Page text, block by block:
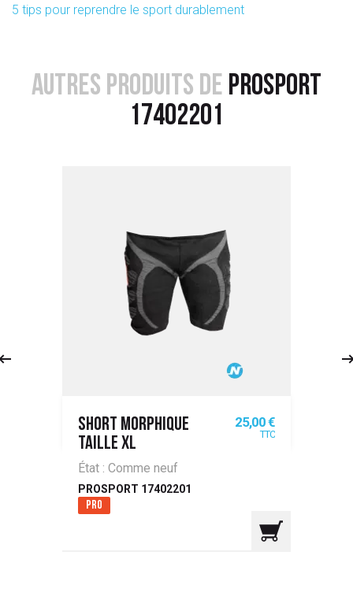
5 tips pour reprendre le sport durablement
AUTRES PRODUITS DE PROSPORT
17402201
SHORT MORPHIQUE
TAILLE XL
Prix
25,00 €
TTC
État : Comme neuf
PROSPORT 17402201
Pro